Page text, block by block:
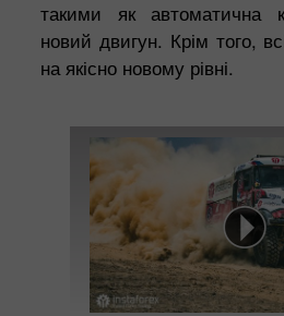
такими як автоматична
новий двигун. Крім того,
на якісно новому рівні.